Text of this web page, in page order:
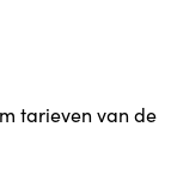
tarieven van de